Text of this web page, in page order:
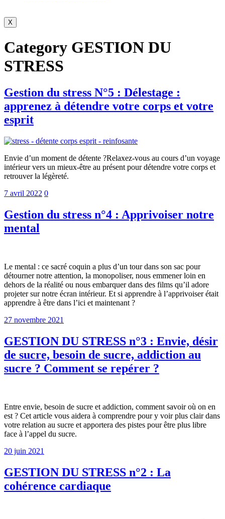
X
Category GESTION DU
STRESS
Gestion du stress N°5 : Délestage :
apprenez à détendre votre corps et votre
esprit
Envie d’un moment de détente ?Relaxez-vous au cours d’un voyage
intérieur vers un mieux-être au présent pour détendre votre corps et
retrouver la légèreté.
7 avril 2022 0
Gestion du stress n°4 : Apprivoiser notre
mental
Le mental : ce sacré coquin a plus d’un tour dans son sac pour
détourner notre attention, la monopoliser, nous emmener loin en
dehors de la réalité ou nous embarquer dans des films qu’il adore
projeter sur notre écran intérieur. Et si apprendre à l’apprivoiser était
apprendre à être dans l’ici et maintenant ?
27 novembre 2021
GESTION DU STRESS n°3 : Envie, désir
de sucre, besoin de sucre, addiction au
sucre ? Comment se repérer ?
Entre envie, besoin de sucre et addiction, comment savoir où on en
est ? Cet article vous aidera à comprendre pour y voir plus clair dans
votre relation au sucre et apportera des pistes pour être plus libre
face à l’appel du sucre.
20 juin 2021
GESTION DU STRESS n°2 : La
cohérence cardiaque